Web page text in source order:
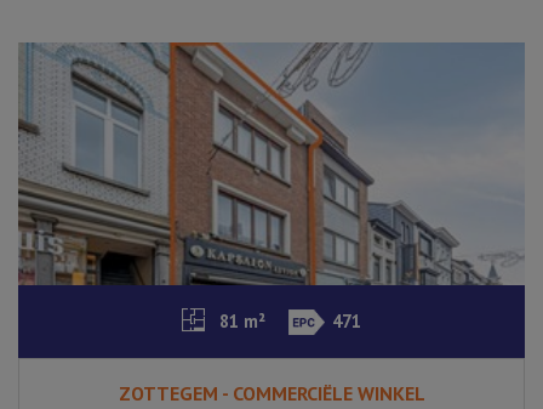
81 m² 471
ZOTTEGEM - COMMERCIËLE WINKEL